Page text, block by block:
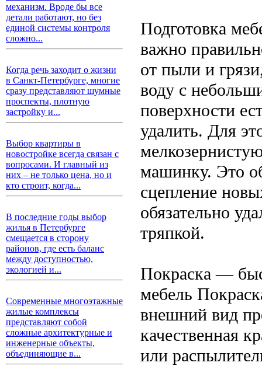
механизм. Вроде бы все
детали работают, но без
единой системы контроля
сложно...
Когда речь заходит о жизни
в Санкт-Петербурге, многие
сразу представляют шумные
проспекты, плотную
застройку и...
Выбор квартиры в
новостройке всегда связан с
вопросами. И главный из
них – не только цена, но и
кто строит, когда...
В последние годы выбор
жилья в Петербурге
смещается в сторону
районов, где есть баланс
между доступностью,
экологией и...
Современные многоэтажные
жилые комплексы
представляют собой
сложные архитектурные и
инженерные объекты,
объединяющие в...
Подготовка
важно
от пыли и
воду с
поверхности
удалить. Для
машинку. Это
сцепление
обязательно
тряпкой.
Покраска —
мебель
внешний вид
качественная
или